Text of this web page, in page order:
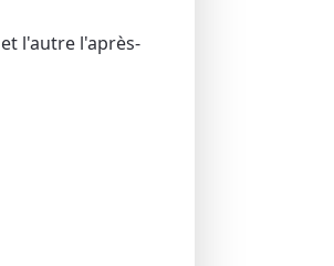
l'autre l'après-